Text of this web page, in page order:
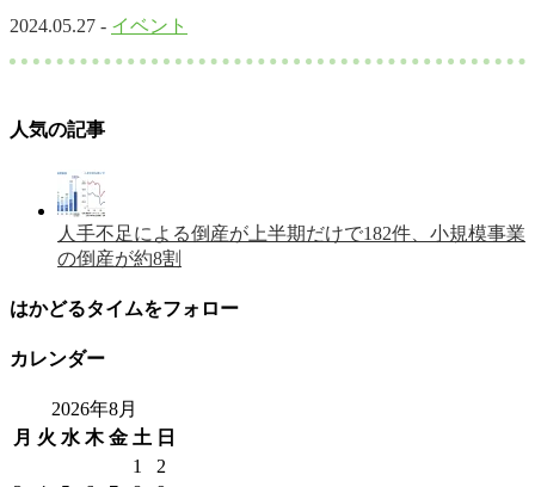
2024.05.27 - イベント
人気の記事
人手不足による倒産が上半期だけで182件、小規模事業
の倒産が約8割
はかどるタイムをフォロー
カレンダー
2026年8月
月 火 水 木 金 土 日
1
2